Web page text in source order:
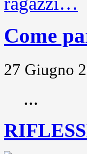
Come
27 Giugno
...